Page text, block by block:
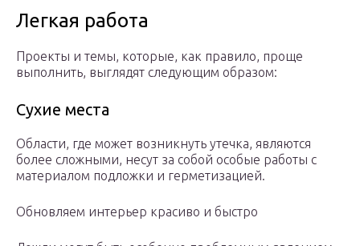
Легкая работа
Проекты и темы, которые, как правило, проще
выполнить, выглядят следующим образом:
Сухие места
Области, где может возникнуть утечка, являются
более сложными, несут за собой особые работы с
материалом подложки и герметизацией.
Обновляем интерьер красиво и быстро